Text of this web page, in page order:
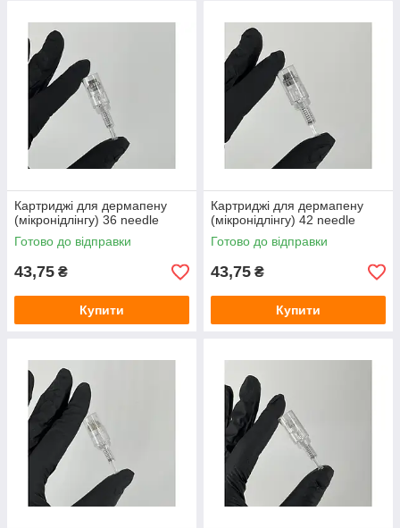
Картриджі для дермапену
(мікронідлінгу) 36 needle
Готово до відправки
43,75 ₴
Купити
Картриджі для дермапену
(мікронідлінгу) 42 needle
Готово до відправки
43,75 ₴
Купити